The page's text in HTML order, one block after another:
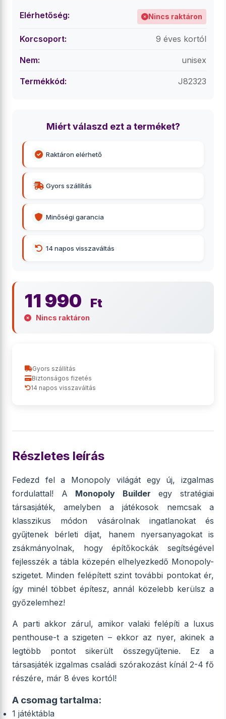
Elérhetőség: Nincs raktáron
Korcsoport: 9 éves kortól
Nem: unisex
Termékkód: J82323
Miért válaszd ezt a terméket?
Raktáron elérhető
Gyors szállítás
Minőségi garancia
14 napos visszaváltás
11 990 Ft
Nincs raktáron
Gyors szállítás
Biztonságos fizetés
14 napos visszaváltás
Részletes leírás
Fedezd fel a Monopoly világát egy új, izgalmas
fordulattal! A Monopoly Builder egy stratégiai
társasjáték, amelyben a játékosok nemcsak a
klasszikus módon vásárolnak ingatlanokat és
gyűjtenek bérleti díjat, hanem nyersanyagokat is
zsákmányolnak, hogy építőkockák segítségével
fejlesszék a tábla közepén elhelyezkedő Monopoly-
szigetet. Minden felépített szint további pontokat ér,
így minél többet építesz, annál közelebb kerülsz a
győzelemhez!
A parti akkor zárul, amikor valaki felépíti a luxus
penthouse-t a szigeten – ekkor az nyer, akinek a
legtöbb pontot sikerült összegyűjtenie. Ez a
társasjáték izgalmas családi szórakozást kínál 2-4 fő
részére, már 8 éves kortól!
A csomag tartalma:
1 játéktábla